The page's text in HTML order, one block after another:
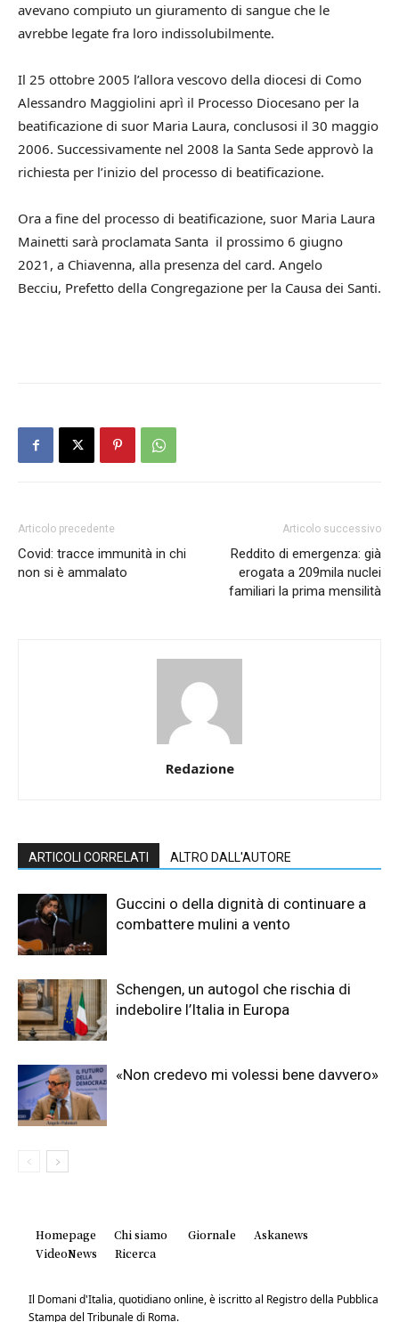
avevano compiuto un giuramento di sangue che le
avrebbe legate fra loro indissolubilmente.
Il 25 ottobre 2005 l’allora vescovo della diocesi di Como
Alessandro Maggiolini aprì il Processo Diocesano per la
beatificazione di suor Maria Laura, conclusosi il 30 maggio
2006. Successivamente nel 2008 la Santa Sede approvò la
richiesta per l’inizio del processo di beatificazione.
Ora a fine del processo di beatificazione, suor Maria Laura
Mainetti sarà proclamata Santa il prossimo 6 giugno
2021, a Chiavenna, alla presenza del card. Angelo
Becciu, Prefetto della Congregazione per la Causa dei Santi.
Articolo precedente
Covid: tracce immunità in chi
non si è ammalato
Articolo successivo
Reddito di emergenza: già
erogata a 209mila nuclei
familiari la prima mensilità
Redazione
ARTICOLI CORRELATI ALTRO DALL'AUTORE
Guccini o della dignità di continuare a
combattere mulini a vento
Schengen, un autogol che rischia di
indebolire l’Italia in Europa
«Non credevo mi volessi bene davvero»
Homepage Chi siamo Giornale
Askanews
VideoNews
Ricerca
Il Domani d'Italia, quotidiano online, è iscritto al Registro della Pubblica
Stampa del Tribunale di Roma.